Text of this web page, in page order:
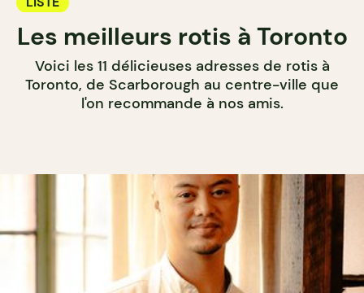
Les meilleurs rotis à Toronto
Voici les 11 délicieuses adresses de rotis à
Toronto, de Scarborough au centre-ville que
l'on recommande à nos amis.